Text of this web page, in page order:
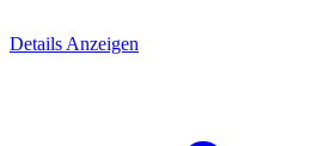
Details Anzeigen